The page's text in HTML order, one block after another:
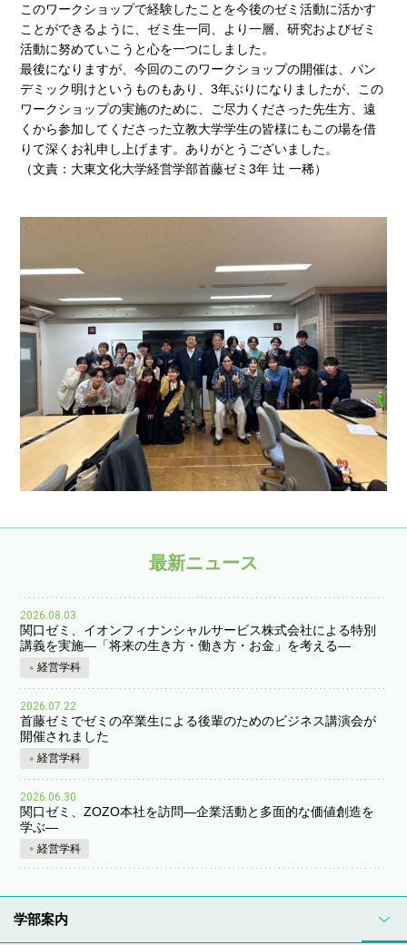
このワークショップで経験したことを今後のゼミ活動に活かす
ことができるように、ゼミ生一同、より一層、研究およびゼミ
活動に努めていこうと心を一つにしました。
最後になりますが、今回のこのワークショップの開催は、パン
デミック明けというものもあり、3年ぶりになりましたが、この
ワークショップの実施のために、ご尽力くださった先生方、遠
くから参加してくださった立教大学学生の皆様にもこの場を借
りて深くお礼申し上げます。ありがとうございました。
（文責：大東文化大学経営学部首藤ゼミ3年 辻 一稀）
最新ニュース
2026.08.03
関口ゼミ、イオンフィナンシャルサービス株式会社による特別
講義を実施―「将来の生き方・働き方・お金」を考える―
経営学科
2026.07.22
首藤ゼミでゼミの卒業生による後輩のためのビジネス講演会が
開催されました
経営学科
2026.06.30
関口ゼミ、ZOZO本社を訪問―企業活動と多面的な価値創造を
学ぶ―
経営学科
学部案内